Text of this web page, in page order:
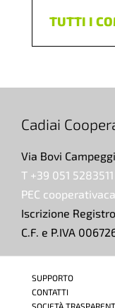
TUTTI I
Cadiai
Via Bovi
T +39 051 5283511
PEC
Iscrizione
C.F. e P.IVA
SUPPORTO
CONTATTI
SOCIETÀ